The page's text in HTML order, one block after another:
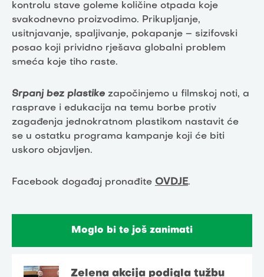
kontrolu stave goleme količine otpada koje
svakodnevno proizvodimo. Prikupljanje,
usitnjavanje, spaljivanje, pokapanje – sizifovski
posao koji prividno rješava globalni problem
smeća koje tiho raste.
Srpanj bez plastike započinjemo u filmskoj noti, a
rasprave i edukacija na temu borbe protiv
zagađenja jednokratnom plastikom nastavit će
se u ostatku programa kampanje koji će biti
uskoro objavljen.
Facebook događaj pronađite OVDJE.
Moglo bi te još zanimati
Zelena akcija podigla tužbu